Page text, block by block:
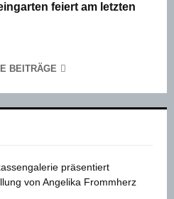
feiert am letzten
BEITRÄGE
präsentiert
von Angelika Frommherz